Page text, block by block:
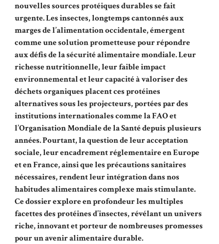
nouvelles sources protéiques durables se fait
urgente. Les insectes, longtemps cantonnés aux
marges de l’alimentation occidentale, émergent
comme une solution prometteuse pour répondre
aux défis de la sécurité alimentaire mondiale. Leur
richesse nutritionnelle, leur faible impact
environnemental et leur capacité à valoriser des
déchets organiques placent ces protéines
alternatives sous les projecteurs, portées par des
institutions internationales comme la FAO et
l’Organisation Mondiale de la Santé depuis plusieurs
années. Pourtant, la question de leur acceptation
sociale, leur encadrement réglementaire en Europe
et en France, ainsi que les précautions sanitaires
nécessaires, rendent leur intégration dans nos
habitudes alimentaires complexe mais stimulante.
Ce dossier explore en profondeur les multiples
facettes des protéines d’insectes, révélant un univers
riche, innovant et porteur de nombreuses promesses
pour un avenir alimentaire durable.